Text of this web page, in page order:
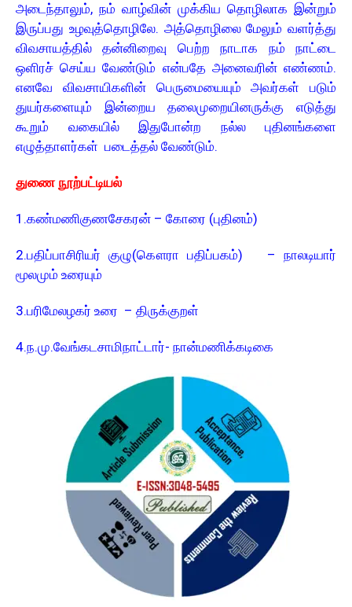
அடைந்தாலும், நம் வாழ்வின் முக்கிய தொழிலாக இன்றும்
இருப்பது உழவுத்தொழிலே. அத்தொழிலை மேலும் வளர்த்து
விவசாயத்தில் தன்னிறைவு பெற்ற நாடாக நம் நாட்டை
ஒளிரச் செய்ய வேண்டும் என்பதே அனைவரின் எண்ணம்.
எனவே விவசாயிகளின் பெருமையையும் அவர்கள் படும்
துயர்களையும் இன்றைய தலைமுறையினருக்கு எடுத்து
கூறும் வகையில் இதுபோன்ற நல்ல புதினங்களை
எழுத்தாளர்கள் படைத்தல் வேண்டும்.
துணை நூற்பட்டியல்
1.கண்மணிகுணசேகரன் – கோரை (புதினம்)
2.பதிப்பாசிரியர் குழு(கௌரா பதிப்பகம்) – நாலடியார்
மூலமும் உரையும்
3.பரிமேலழகர் உரை – திருக்குறள்
4.ந.மு.வேங்கடசாமிநாட்டார்- நான்மணிக்கடிகை